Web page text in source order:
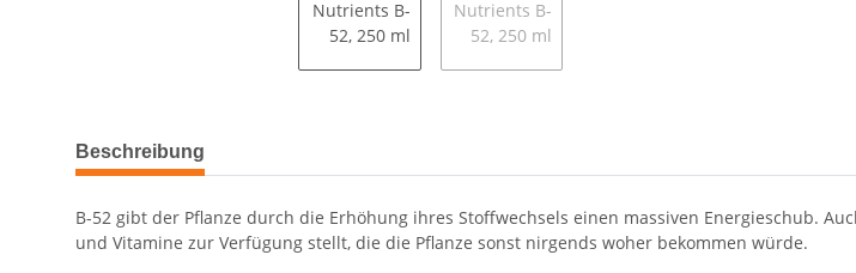
Beschreibung
B-52 gibt der Pflanze durch die Erhöhung ihres Stoffwechsels einen massiven Energieschub.
und Vitamine zur Verfügung stellt, die die Pflanze sonst nirgends woher bekommen würde.